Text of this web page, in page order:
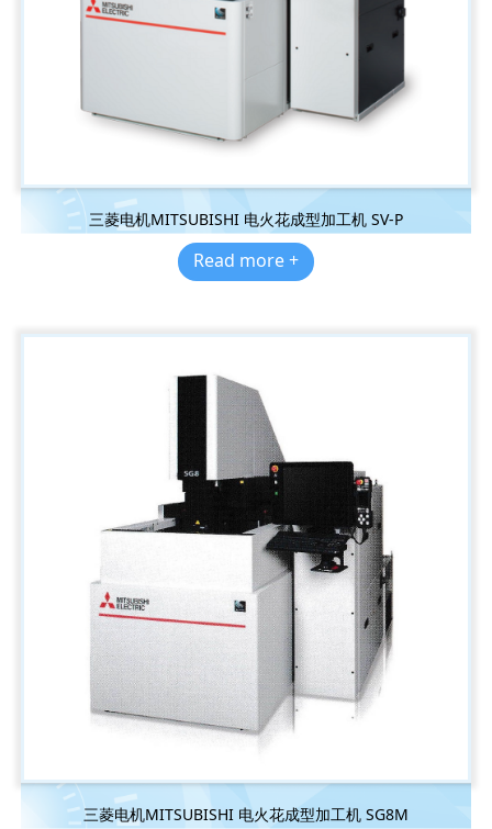
三菱电机MITSUBISHI 电火花成型加工机 SV-P
Read more +
三菱电机MITSUBISHI 电火花成型加工机 SG8M